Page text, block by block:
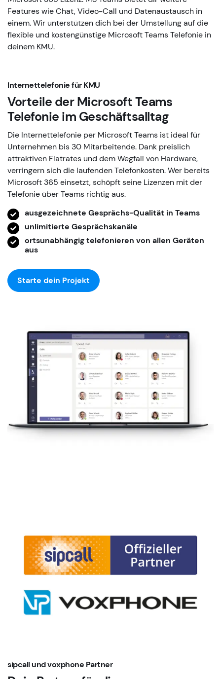
Features wie Chat, Video-Call und Datenaustausch in
einem. Wir unterstützen dich bei der Umstellung auf die
flexible und kostengünstige Microsoft Teams Telefonie in
deinem KMU.
Internettelefonie für KMU
Vorteile der Microsoft Teams
Telefonie im Geschäftsalltag
Die Internettelefonie per Microsoft Teams ist ideal für
Unternehmen bis 30 Mitarbeitende. Dank preislich
attraktiven Flatrates und dem Wegfall von Hardware,
verringern sich die laufenden Telefonkosten. Wer bereits
Microsoft 365 einsetzt, schöpft seine Lizenzen mit der
Telefonie über Teams richtig aus.
ausgezeichnete Gesprächs-Qualität in Teams
unlimitierte Gesprächskanäle
ortsunabhängig telefonieren von allen Geräten
aus
Starte dein Projekt
sipcall und voxphone Partner